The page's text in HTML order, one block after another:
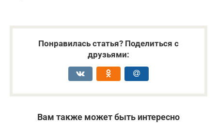
Понравилась статья? Поделиться с
друзьями:
Вам также может быть интересно